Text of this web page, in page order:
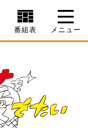
番組表 メニュー